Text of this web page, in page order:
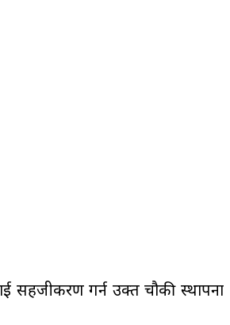
सहजीकरण गर्न उक्त चौकी स्थापना